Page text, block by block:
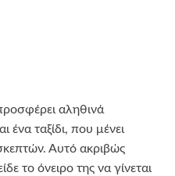
αληθινά
ένα ταξίδι, που μένει
Αυτό ακριβώς
το όνειρο της να γίνεται